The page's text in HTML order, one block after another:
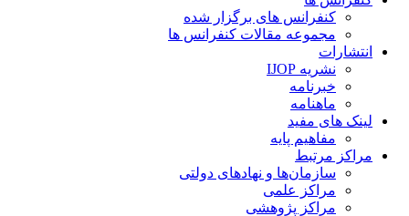
کنفرانس های برگزار شده
مجموعه مقالات کنفرانس ها
انتشارات
نشریه IJOP
خبرنامه
ماهنامه
لینک های مفید
مفاهیم پایه
مراکز مرتبط
سازمان‌ها و نهادهای دولتی
مراکز علمی
مراکز پژوهشی